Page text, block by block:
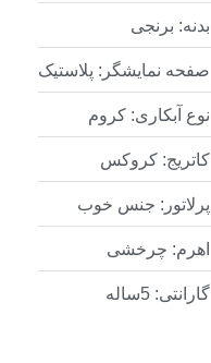
بدنه: برنجی
صفحه نمایشگر: پلاستیک
نوع آبکاری: کروم
کاتریج: کروکس
پرلاتور: جنس خوب
اهرم: چرخشی
گارانتی: 5ساله